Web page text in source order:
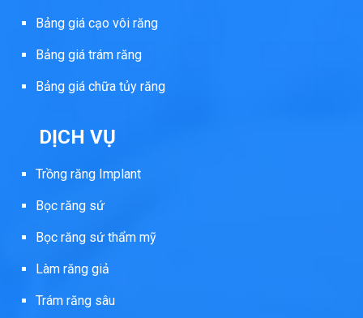
Bảng giá cạo vôi răng
Bảng giá trám răng
Bảng giá chữa tủy răng
DỊCH VỤ
Trồng răng Implant
Bọc răng sứ
Bọc răng sứ thẩm mỹ
Làm răng giả
Trám răng sâu